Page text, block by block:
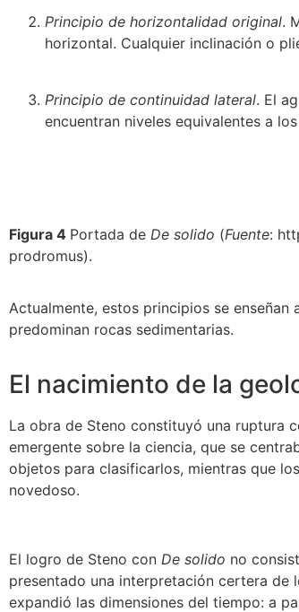
Principio de horizontalidad original.
horizontal. Cualquier inclinación o
Principio de continuidad lateral. El
encuentran niveles equivalentes a
Figura 4 Portada de De solido (Fuente:
prodromus).
Actualmente, estos principios se
predominan rocas sedimentarias.
El nacimiento de la
La obra de Steno constituyó una ruptura
emergente sobre la ciencia, que se
objetos para clasificarlos, mientras que
novedoso.
El logro de Steno con De solido no
presentado una interpretación certera de
expandió las dimensiones del tiempo: a